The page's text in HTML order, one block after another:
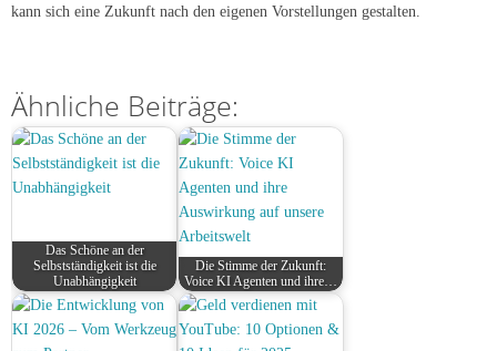
kann sich eine Zukunft nach den eigenen Vorstellungen gestalten.
Ähnliche Beiträge:
Das Schöne an der
Selbstständigkeit ist die
Unabhängigkeit
Die Stimme der Zukunft:
Voice KI Agenten und ihre…